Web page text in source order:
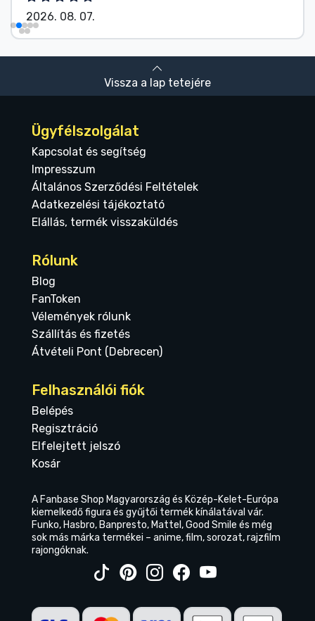
2026. 08. 07.
Vissza a lap tetejére
Ügyfélszolgálat
Kapcsolat és segítség
Impresszum
Általános Szerződési Feltételek
Adatkezelési tájékoztató
Elállás, termék visszaküldés
Rólunk
Blog
FanToken
Vélemények rólunk
Szállítás és fizetés
Átvételi Pont (Debrecen)
Felhasználói fiók
Belépés
Regisztráció
Elfelejtett jelszó
Kosár
A Fanbase Shop Magyarország és Közép-Kelet-Európa
kiemelkedő figura és gyűjtői termék kínálatával vár.
Funko, Hasbro, Banpresto, Mattel, Good Smile és még
sok más márka termékei – anime, film, sorozat, rajzfilm
rajongóknak.